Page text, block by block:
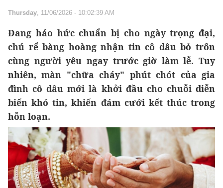
Thursday, 11/06/2026 - 10:02:39 AM
Đang háo hức chuẩn bị cho ngày trọng đại,
chú rể bàng hoàng nhận tin cô dâu bỏ trốn
cùng người yêu ngay trước giờ làm lễ. Tuy
nhiên, màn "chữa cháy" phút chót của gia
đình cô dâu mới là khởi đầu cho chuỗi diễn
biến khó tin, khiến đám cưới kết thúc trong
hỗn loạn.